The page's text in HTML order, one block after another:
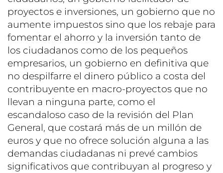
proyectos e inversiones, un gobierno que no
aumente impuestos sino que los rebaje para
fomentar el ahorro y la inversión tanto de
los ciudadanos como de los pequeños
empresarios, un gobierno en definitiva que
no despilfarre el dinero público a costa del
contribuyente en macro-proyectos que no
llevan a ninguna parte, como el
escandaloso caso de la revisión del Plan
General, que costará más de un millón de
euros y que no ofrece solución alguna a las
demandas ciudadanas ni prevé cambios
significativos que contribuyan al progreso y